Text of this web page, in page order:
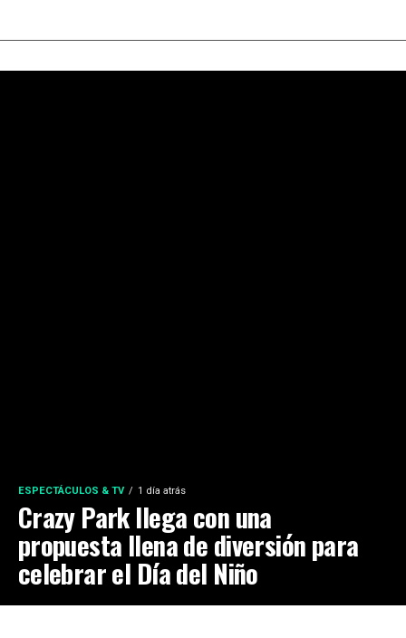
ESPECTÁCULOS & TV 1 día atrás
Crazy Park llega con una
propuesta llena de diversión para
celebrar el Día del Niño